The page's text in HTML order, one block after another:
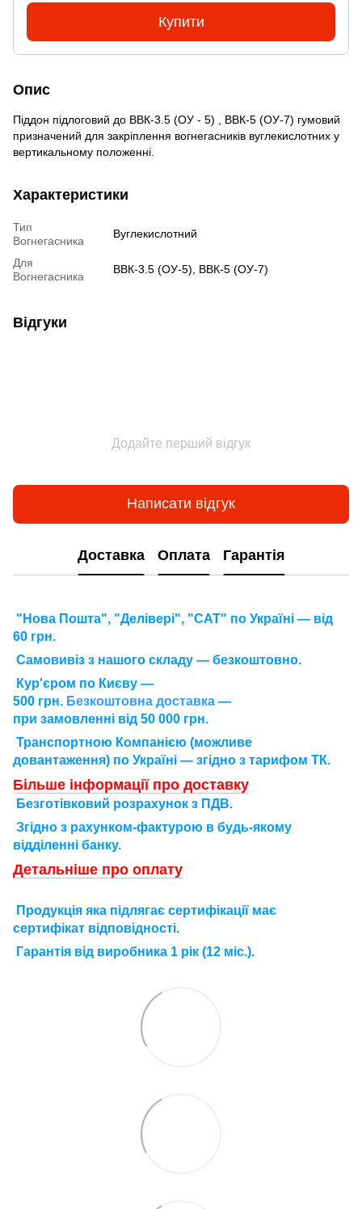
Купити
Опис
Піддон підлоговий до ВВК-3.5 (ОУ - 5) , ВВК-5 (ОУ-7) гумовий
призначений для закріплення вогнегасників вуглекислотних у
вертикальному положенні.
Характеристики
Тип
Вогнегасника
Вуглекислотний
Для
Вогнегасника
ВВК-3.5 (ОУ-5), ВВК-5 (ОУ-7)
Відгуки
Додайте перший відгук
Написати відгук
Доставка Оплата Гарантія
"Нова Пошта", "Делівері", "САТ" по Україні — від
60 грн.
Самовивіз з нашого складу — безкоштовно.
Кур'єром по Києву —
500 грн. Безкоштовна доставка —
при замовленні від 50 000 грн.
Транспортною Компанією (можливе
довантаження) по Україні — згідно з тарифом ТК.
Більше інформації про доставку
Безготівковий розрахунок з ПДВ.
Згідно з рахунком-фактурою в будь-якому
відділенні банку.
Детальніше про оплату
П родукція яка підлягає сертифікації має
сертифікат відповідності.
Гарантія від виробника 1 рік (12 міс.).